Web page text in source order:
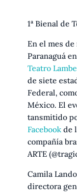
1ª Bienal de
En el mes de
Paranaguá
Teatro
de siete
Federal,
México. El
tansmitido
Facebook de
compañía
ARTE
Camila
directora